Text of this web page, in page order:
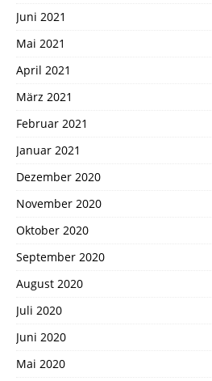
Juni 2021
Mai 2021
April 2021
März 2021
Februar 2021
Januar 2021
Dezember 2020
November 2020
Oktober 2020
September 2020
August 2020
Juli 2020
Juni 2020
Mai 2020